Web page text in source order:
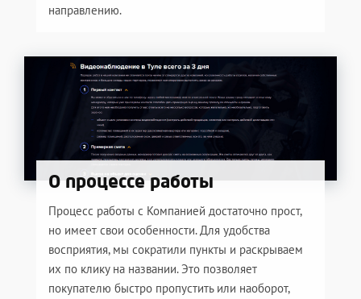
направлению.
О процессе работы
Процесс работы с Компанией достаточно прост,
но имеет свои особенности. Для удобства
восприятия, мы сократили пункты и раскрываем
их по клику на названии. Это позволяет
покупателю быстро пропустить или наоборот,